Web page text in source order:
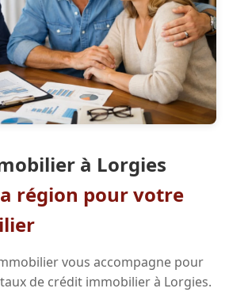
à Lorgies
région pour votre
vous accompagne pour
de crédit immobilier à Lorgies.